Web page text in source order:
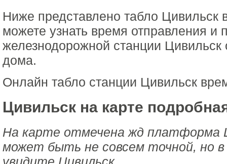
Ниже представлено табло
можете узнать время отправления и
железнодорожной станции
дома.
Онлайн табло станции Цивильск
Цивильск на карте
На карте отмечена жд платформа
может быть не совсем точной, но